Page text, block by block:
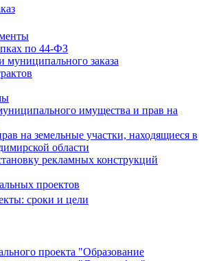
по 44-ФЗ
муниципального заказа
имущества и прав на
на земельные участки, находящиеся в
области
рекламных конструкций
проектов
сроки и цели
проекта "Образование